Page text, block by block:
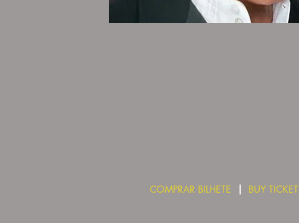
COMPRAR BILHETE BUY TICKET